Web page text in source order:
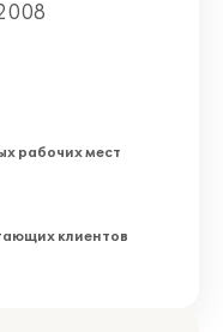
рабочих мест
клиентов